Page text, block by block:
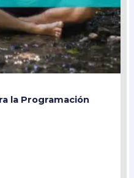
la Programación